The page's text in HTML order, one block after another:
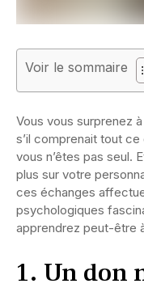
Voir le sommaire
Vous vous surprenez
s’il comprenait tout
vous n’êtes pas seul.
plus sur votre
ces échanges
psychologiques
apprendrez peut-être
1. Un don